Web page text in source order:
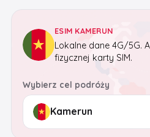
ESIM KAMERUN
Lokalne dane 4G/5G.
fizycznej karty SIM.
Wybierz cel podróży